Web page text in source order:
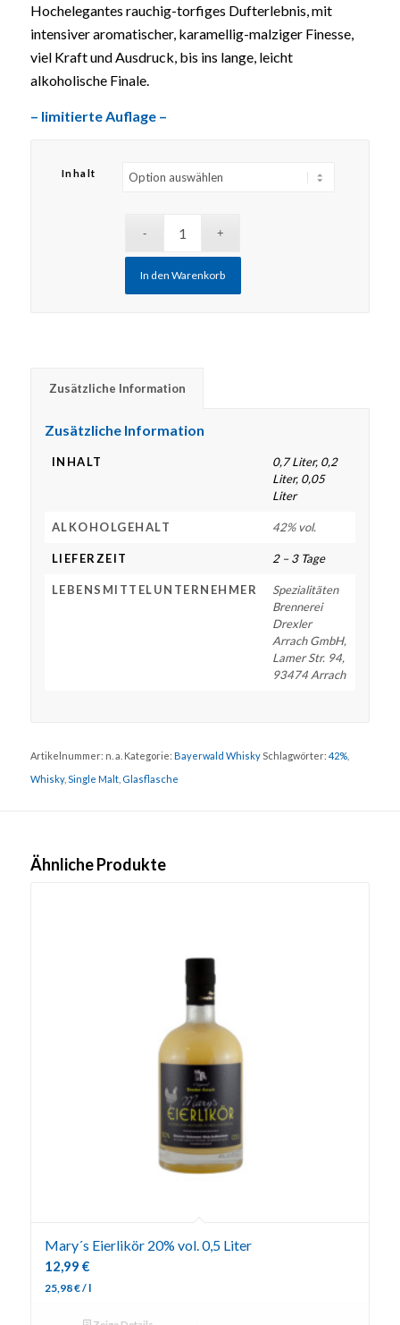
Hochelegantes rauchig-torfiges Dufterlebnis, mit
intensiver aromatischer, karamellig-malziger Finesse,
viel Kraft und Ausdruck, bis ins lange, leicht
alkoholische Finale.
– limitierte Auflage –
Inhalt
In den Warenkorb
Zusätzliche Information
Zusätzliche Information
INHALT
0,7 Liter, 0,2
Liter, 0,05
Liter
ALKOHOLGEHALT 42% vol.
LIEFERZEIT 2 – 3 Tage
LEBENSMITTELUNTERNEHMER
Spezialitäten
Brennerei
Drexler
Arrach GmbH,
Lamer Str. 94,
93474 Arrach
Artikelnummer: n. a. Kategorie: Bayerwald Whisky Schlagwörter: 42%,
Whisky, Single Malt, Glasflasche
Ähnliche Produkte
Mary´s Eierlikör 20% vol. 0,5 Liter
12,99 €
25,98€/ l